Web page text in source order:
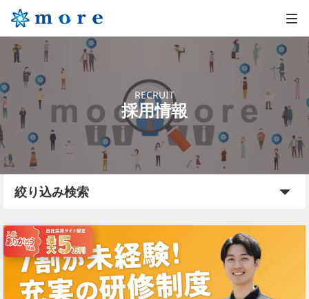
RECRUIT
採用情報
絞り込み検索